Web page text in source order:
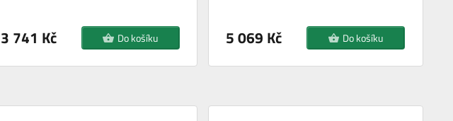
3 741 Kč Do košíku 5 069 Kč Do košíku